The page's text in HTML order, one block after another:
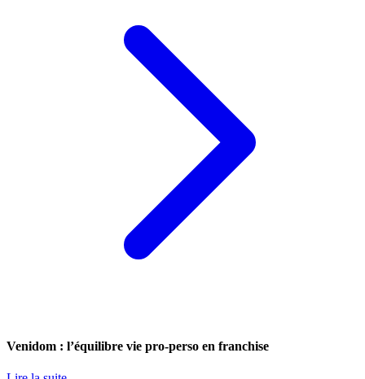
Venidom : l’équilibre vie pro-perso en franchise